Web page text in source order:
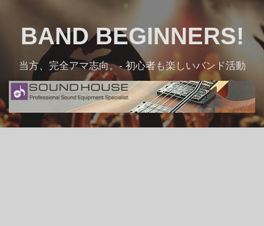
contentBAND BEGINNERS!
当方、完全アマ志向。- 初心者も楽しいバンド活動